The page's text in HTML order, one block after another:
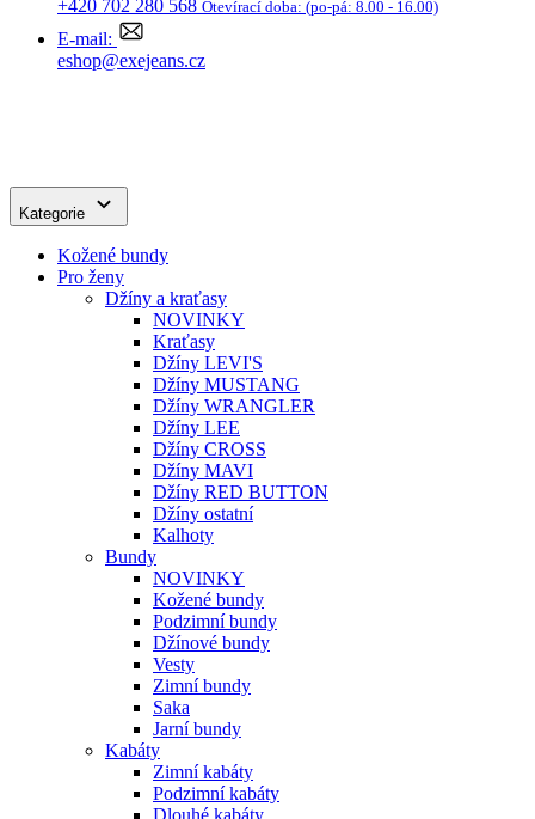
Kategorie
Džíny MUSTANG
Džíny WRANGLER
Džíny LEE
Džíny CROSS
Džíny MAVI
Džíny RED BUTTON
Džíny ostatní
Kalhoty
Bundy
NOVINKY
Kožené bundy
Podzimní bundy
Džínové bundy
Vesty
Zimní bundy
Saka
Jarní bundy
Kabáty
Zimní kabáty
Podzimní kabáty
Dlouhé kabáty
Krátké kabáty
Jarní kabáty
Topy
Svetry a mikiny
Šaty a sukně
Doplňky